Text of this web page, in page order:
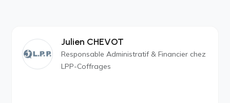
Julien CHEVOT
Responsable Administratif & Financier chez
LPP-Coffrages